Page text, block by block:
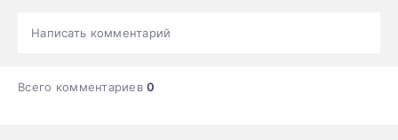
Написать комментарий
Всего комментариев0